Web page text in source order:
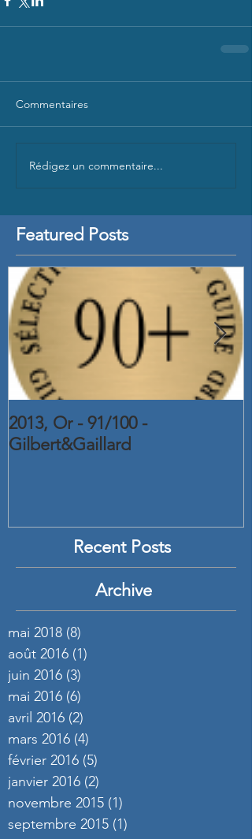
Commentaires
Rédigez un commentaire...
Featured Posts
2013, Or - 91/100 -
Gilbert&Gaillard
Recent Posts
Archive
mai 2018 (8)
août 2016 (1)
juin 2016 (3)
mai 2016 (6)
avril 2016 (2)
mars 2016 (4)
février 2016 (5)
janvier 2016 (2)
novembre 2015 (1)
septembre 2015 (1)